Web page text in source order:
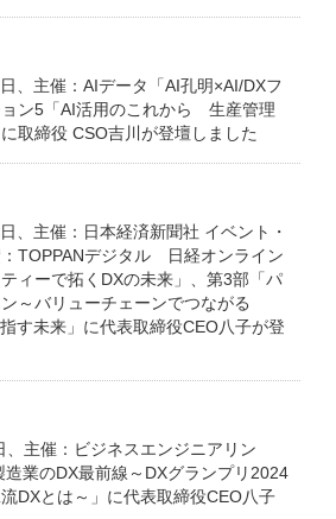
、主催：AIデータ「AI孔明×AI/DXフ
ョン5「AI活用のこれから 生産管理
取締役 CSO吉川が登壇しました
、主催：日本経済新聞社 イベント・
TOPPANデジタル 日経オンライン
ィーで拓くDXの未来」、第3部「パ
～バリューチェーンでつながる
す未来」に代表取締役CEO八子が登
、主催：ビジネスエンジニアリン
業のDX最前線～DXグランプリ2024
DXとは～」に代表取締役CEO八子